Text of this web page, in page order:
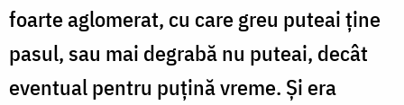
foarte aglomerat, cu care greu puteai ține
pasul, sau mai degrabă nu puteai, decât
eventual pentru puțină vreme. Și era